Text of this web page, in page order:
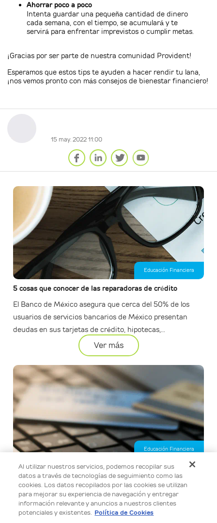
Ahorrar poco a poco
Intenta guardar una pequeña cantidad de dinero
cada semana, con el tiempo, se acumulará y te
servirá para enfrentar imprevistos o cumplir metas.
¡Gracias por ser parte de nuestra comunidad Provident!
Esperamos que estos tips te ayuden a hacer rendir tu lana,
¡nos vemos pronto con más consejos de bienestar financiero!
15 may. 2022 11:00
Educación Financiera
5 cosas que conocer de las reparadoras de crédito
El Banco de México asegura que cerca del 50% de los
usuarios de servicios bancarios de México presentan
deudas en sus tarjetas de crédito, hipotecas,...
Ver más
Educación Financiera
Calcula tu préstamo personal en línea de forma fácil y
segura
Usa nuestro simulador para calcular el monto de tu
préstamo personal, elegir el plazo semanal que mejor se
adapte a ti y conocer una tarifa...
Al utilizar nuestros servicios, podemos recopilar sus
datos a través de tecnologías de seguimiento como las
cookies. Los datos recopilados por las cookies se utilizan
para mejorar su experiencia de navegación y entregar
información relevante y anuncios a nuestros clientes
potenciales y existentes. Política de Cookies